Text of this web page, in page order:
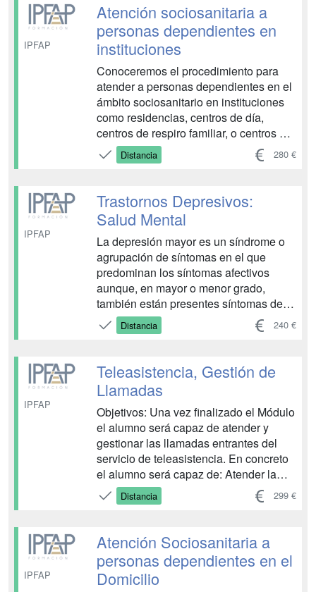
IPFAP
Atención sociosanitaria a
personas dependientes en
instituciones
Conoceremos el procedimiento para
atender a personas dependientes en el
ámbito sociosanitario en instituciones
como residencias, centros de día,
centros de respiro familiar, o centros de
la tercera edad, ayudando a los
usuarios o usuarias en la realización de
relativas a la higiene e ingesta de
alimentos, favorec...
Distancia 280 €
IPFAP
Trastornos Depresivos:
Salud Mental
La depresión mayor es un síndrome o
agrupación de síntomas en el que
predominan los síntomas afectivos
aunque, en mayor o menor grado,
también están presentes síntomas de
tipo cognitivo, volitivo o incluso
somático, por lo que podría hablarse de
psíquica, haciendo especial énfasis en
la esfera afectiva. El presente ...
Distancia 240 €
IPFAP
Teleasistencia, Gestión de
Llamadas
Objetivos: Una vez finalizado el Módulo
el alumno será capaz de atender y
gestionar las llamadas entrantes del
servicio de teleasistencia. En concreto
el alumno será capaz de: Atender la
primera llamada al servicio de
teleasistencia para verificar y en su
expediente garantizando el
funcionamiento del sistema y la
exactitud de ...
Distancia 299 €
IPFAP
Atención Sociosanitaria a
personas dependientes en el
Domicilio